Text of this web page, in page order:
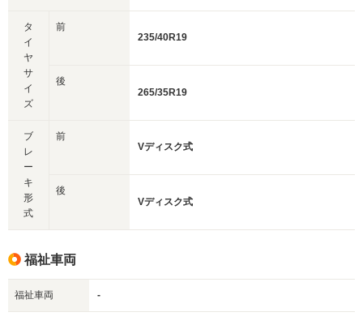
タ
イ
ヤ
サ
イ
ズ
前
235/40R19
後
265/35R19
ブ
レ
ー
キ
形
式
前
Vディスク式
後
Vディスク式
福祉車両
福祉車両 -